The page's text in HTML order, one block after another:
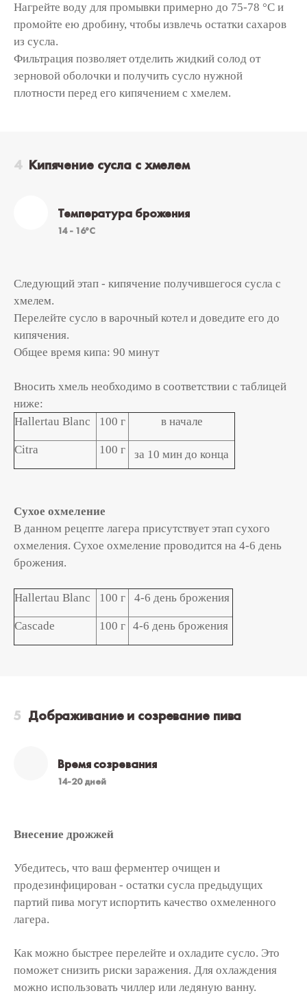
Нагрейте воду для промывки примерно до 75-78 °C и
промойте ею дробину, чтобы извлечь остатки сахаров
из сусла.
Фильтрация позволяет отделить жидкий солод от
зерновой оболочки и получить сусло нужной
плотности перед его кипячением с хмелем.
Кипячение сусла с хмелем
Температура брожения
14 - 16°C
Следующий этап - кипячение получившегося сусла с
хмелем.
Перелейте сусло в варочный котел и доведите его до
кипячения.
Общее время кипа: 90 минут
Вносить хмель необходимо в соответствии с таблицей
ниже:
Hallertau Blanc
100 г в начале
Citra 100 г за 10 мин до конца
Сухое охмеление
В данном рецепте лагера присутствует этап сухого
охмеления. Сухое охмеление проводится на 4-6 день
брожения.
Hallertau Blanc 100 г 4-6 день брожения
Cascade 100 г 4-6 день брожения
Дображивание и созревание пива
Время созревания
14-20 дней
Внесение дрожжей
Убедитесь, что ваш ферментер очищен и
продезинфицирован - остатки сусла предыдущих
партий пива могут испортить качество охмеленного
лагера.
Как можно быстрее перелейте и охладите сусло. Это
поможет снизить риски заражения. Для охлаждения
можно использовать чиллер или ледяную ванну.